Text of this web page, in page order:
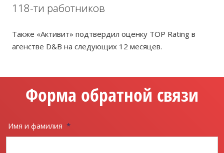
118-ти работников
Также «Активит» подтвердил оценку TOP Rating в
агенстве D&B на следующих 12 месяцев.
Форма обратной связи
Имя и фамилия *